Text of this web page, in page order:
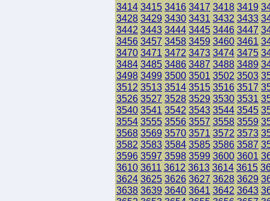
3414 3415 3416 3417 3418 3419
3428 3429 3430 3431 3432 3433
3442 3443 3444 3445 3446 3447
3456 3457 3458 3459 3460 3461
3470 3471 3472 3473 3474 3475
3484 3485 3486 3487 3488 3489
3498 3499 3500 3501 3502 3503
3512 3513 3514 3515 3516 3517
3526 3527 3528 3529 3530 3531
3540 3541 3542 3543 3544 3545
3554 3555 3556 3557 3558 3559
3568 3569 3570 3571 3572 3573
3582 3583 3584 3585 3586 3587
3596 3597 3598 3599 3600 3601
3610 3611 3612 3613 3614 3615
3624 3625 3626 3627 3628 3629
3638 3639 3640 3641 3642 3643